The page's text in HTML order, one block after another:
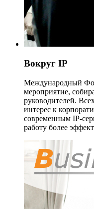
Вокруг IP
Международный
мероприятие,
руководителей.
интерес к
современным IP-
работу более